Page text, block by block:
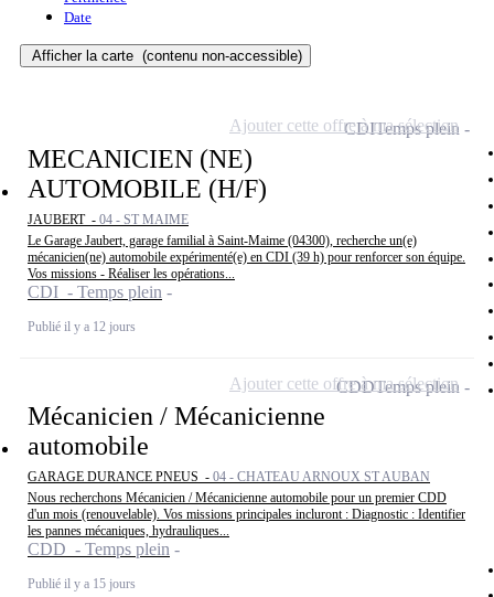
Date
Afficher la carte (contenu non-accessible)
MECANICIEN (NE)
AUTOMOBILE (H/F)
JAUBERT - 04 - ST MAIME
Le Garage Jaubert, garage familial à Saint-Maime (04300), recherche un(e)
mécanicien(ne) automobile expérimenté(e) en CDI (39 h) pour renforcer son équipe.
Vos missions - Réaliser les opérations...
CDI - Temps plein
Publié il y a 12 jours
CDITemps plein
Ajouter cette offre à ma sélection
Mécanicien / Mécanicienne
automobile
GARAGE DURANCE PNEUS - 04 - CHATEAU ARNOUX ST AUBAN
Nous recherchons Mécanicien / Mécanicienne automobile pour un premier CDD
d'un mois (renouvelable). Vos missions principales incluront : Diagnostic : Identifier
les pannes mécaniques, hydrauliques...
CDD - Temps plein
Publié il y a 15 jours
CDDTemps plein
Ajouter cette offre à ma sélection